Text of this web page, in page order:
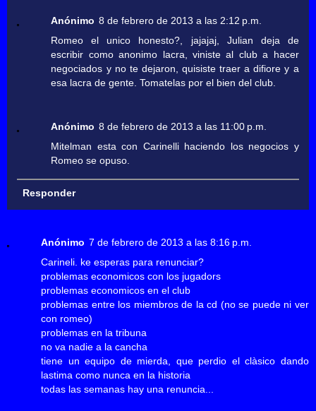
Anónimo 8 de febrero de 2013 a las 2:12 p.m.
Romeo el unico honesto?, jajajaj, Julian deja de
escribir como anonimo lacra, viniste al club a hacer
negociados y no te dejaron, quisiste traer a difiore y a
esa lacra de gente. Tomatelas por el bien del club.
Anónimo 8 de febrero de 2013 a las 11:00 p.m.
Mitelman esta con Carinelli haciendo los negocios y
Romeo se opuso.
Responder
Anónimo 7 de febrero de 2013 a las 8:16 p.m.
Carineli. ke esperas para renunciar?
problemas economicos con los jugadors
problemas economicos en el club
problemas entre los miembros de la cd (no se puede ni ver
con romeo)
problemas en la tribuna
no va nadie a la cancha
tiene un equipo de mierda, que perdio el clàsico dando
lastima como nunca en la historia
todas las semanas hay una renuncia...